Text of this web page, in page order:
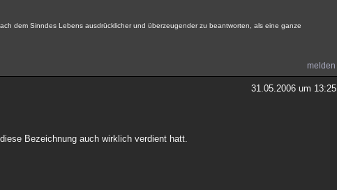
dem Sinndes Lebens ausdrücklicher und überzeugender zu beantworten, als eine ganze
melden
31.05.2006 um 13:25
Bezeichnung auch wirklich verdient hatt.